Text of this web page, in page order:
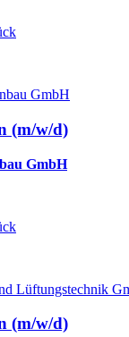
(m/w/d)
GmbH
(m/w/d)